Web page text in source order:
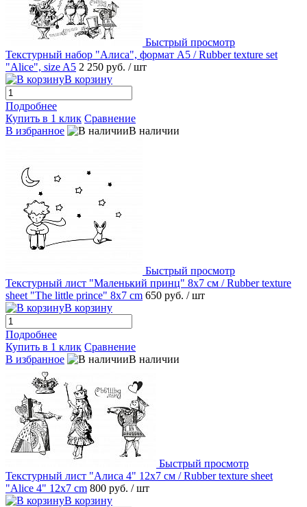
Быстрый просмотр
Текстурный набор "Алиса", формат А5 / Rubber texture set
"Alice", size A5 2 250 руб. / шт
В корзину
Подробнее
Купить в 1 клик Сравнение
В избранное
В наличии
Быстрый просмотр
Текстурный лист "Маленький принц" 8х7 см / Rubber texture
sheet "The little prince" 8x7 cm 650 руб. / шт
В корзину
Подробнее
Купить в 1 клик Сравнение
В избранное
В наличии
Быстрый просмотр
Текстурный лист "Алиса 4" 12х7 см / Rubber texture sheet
"Alice 4" 12x7 cm 800 руб. / шт
В корзину